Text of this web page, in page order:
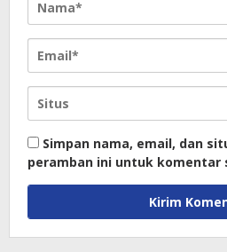
Simpan nama, email, dan
peramban ini untuk komentar